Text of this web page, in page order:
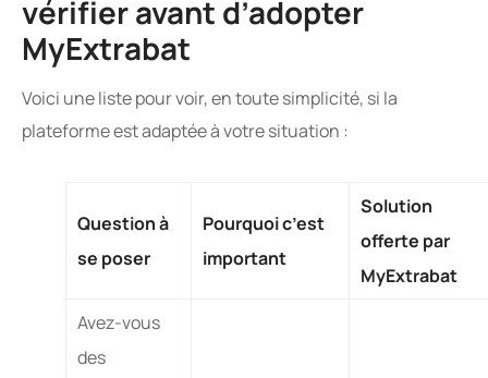
vérifier avant d’adopter
MyExtrabat
Voici une liste pour voir, en toute simplicité, si la
plateforme est adaptée à votre situation :
Question à
se poser
Pourquoi c’est
important
Solution
offerte par
MyExtrabat
Avez-vous
des